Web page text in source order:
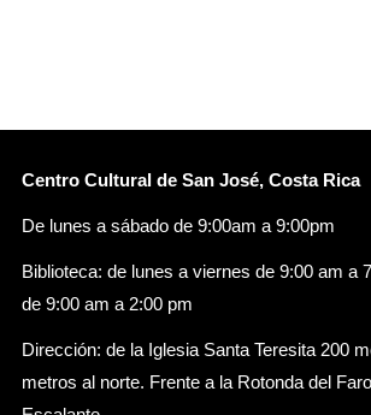
Centro Cultural de San José, Costa Rica
De lunes a sábado de 9:00am a 9:00pm
Biblioteca: de lunes a viernes de 9:00 am a
de 9:00 am a 2:00 pm
Dirección: de la Iglesia Santa Teresita 200
metros al norte. Frente a la Rotonda del